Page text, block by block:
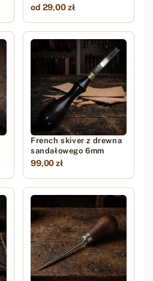
od 29,00 zł
French skiver z drewna
sandałowego 6mm
99,00 zł